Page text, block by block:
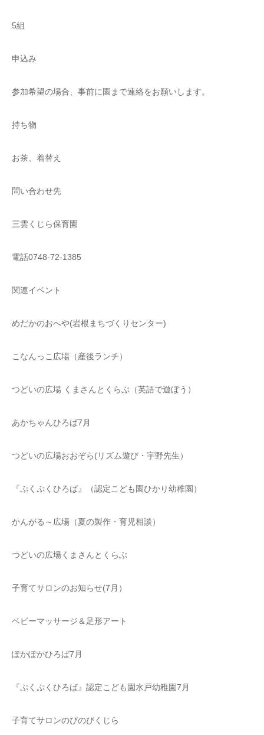
5組
申込み
参加希望の場合、事前に園まで連絡をお願いします。
持ち物
お茶、着替え
問い合わせ先
三雲くじら保育園
電話0748-72-1385
関連イベント
めだかのおへや(岩根まちづくりセンター)
こなんっこ広場（産後ランチ）
つどいの広場 くまさんとくらぶ（英語で遊ぼう）
あかちゃんひろば7月
つどいの広場おおぞら(リズム遊び・宇野先生）
『ぷくぷくひろば』（認定こども園ひかり幼稚園）
かんがる～広場（夏の製作・育児相談）
つどいの広場くまさんとくらぶ
子育てサロンのお知らせ(7月）
ベビーマッサージ＆足形アート
ぽかぽかひろば7月
『ぷくぷくひろば』認定こども園水戸幼稚園7月
子育てサロンのびのびくじら